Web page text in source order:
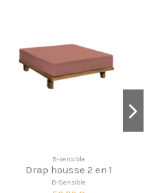
B-sensible
Drap housse 2 en 1
B-Sensible